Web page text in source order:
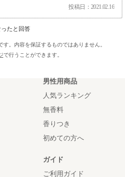
投稿日：2021.02.16
たと回答
。内容を保証するものではありません。
で行うことができます。
男性用商品
人気ランキング
無香料
香りつき
初めての方へ
ガイド
ご利用ガイド